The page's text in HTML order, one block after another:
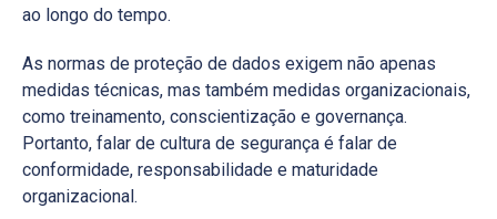
ao longo do tempo.
As normas de proteção de dados exigem não apenas
medidas técnicas, mas também medidas organizacionais,
como treinamento, conscientização e governança.
Portanto, falar de cultura de segurança é falar de
conformidade, responsabilidade e maturidade
organizacional.